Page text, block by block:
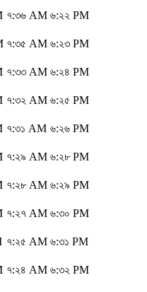
৭:৩৬ AM ৬:২২ PM
৭:৩৫ AM ৬:২৩ PM
৭:৩৩ AM ৬:২৪ PM
৭:৩২ AM ৬:২৫ PM
৭:৩১ AM ৬:২৬ PM
৭:২৯ AM ৬:২৮ PM
৭:২৮ AM ৬:২৯ PM
৭:২৭ AM ৬:৩০ PM
৭:২৫ AM ৬:৩১ PM
৭:২৪ AM ৬:৩২ PM